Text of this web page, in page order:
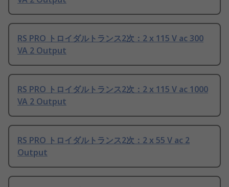
RS PRO トロイダルトランス2次：2 x 115 V ac 300
VA 2 Output
RS PRO トロイダルトランス2次：2 x 115 V ac 1000
VA 2 Output
RS PRO トロイダルトランス2次：2 x 55 V ac 2
Output